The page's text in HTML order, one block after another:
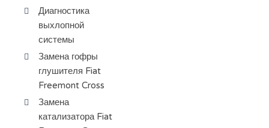
Диагностика
выхлопной
системы
Замена гофры
глушителя Fiat
Freemont Cross
Замена
катализатора Fiat